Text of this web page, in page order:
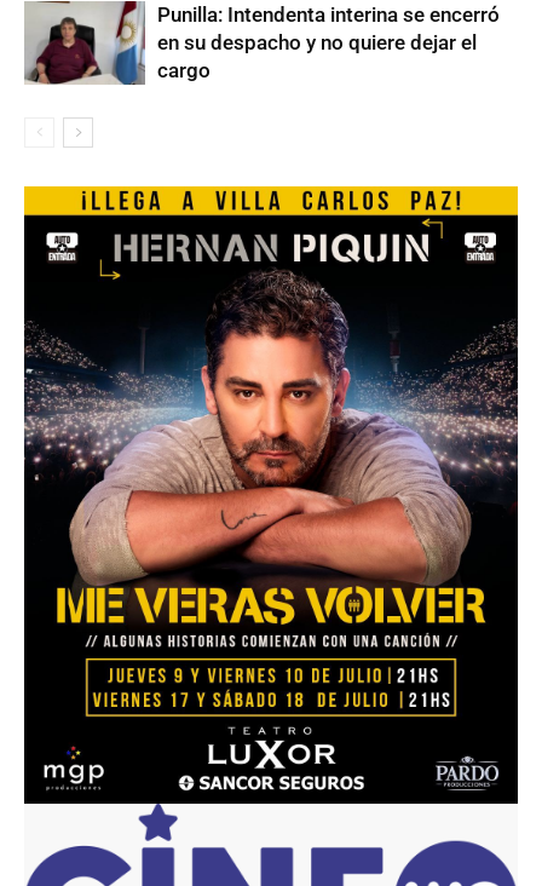
Punilla: Intendenta interina se encerró
en su despacho y no quiere dejar el
cargo